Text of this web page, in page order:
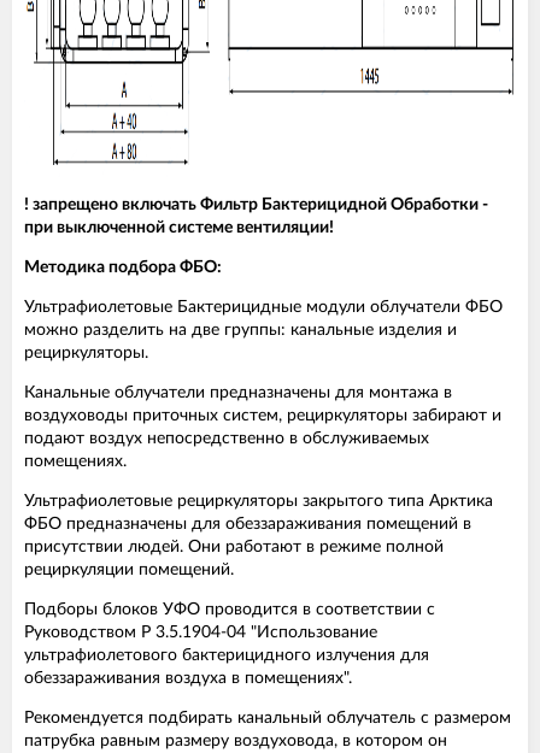
! запрещено включать Фильтр Бактерицидной Обработки -
при выключенной системе вентиляции!
Методика подбора ФБО:
Ультрафиолетовые Бактерицидные модули облучатели ФБО
можно разделить на две группы: канальные изделия и
рециркуляторы.
Канальные облучатели предназначены для монтажа в
воздуховоды приточных систем, рециркуляторы забирают и
подают воздух непосредственно в обслуживаемых
помещениях.
Ультрафиолетовые рециркуляторы закрытого типа Арктика
ФБО предназначены для обеззараживания помещений в
присутствии людей. Они работают в режиме полной
рециркуляции помещений.
Подборы блоков УФО проводится в соответствии с
Руководством Р 3.5.1904-04 "Использование
ультрафиолетового бактерицидного излучения для
обеззараживания воздуха в помещениях".
Рекомендуется подбирать канальный облучатель с размером
патрубка равным размеру воздуховода, в котором он